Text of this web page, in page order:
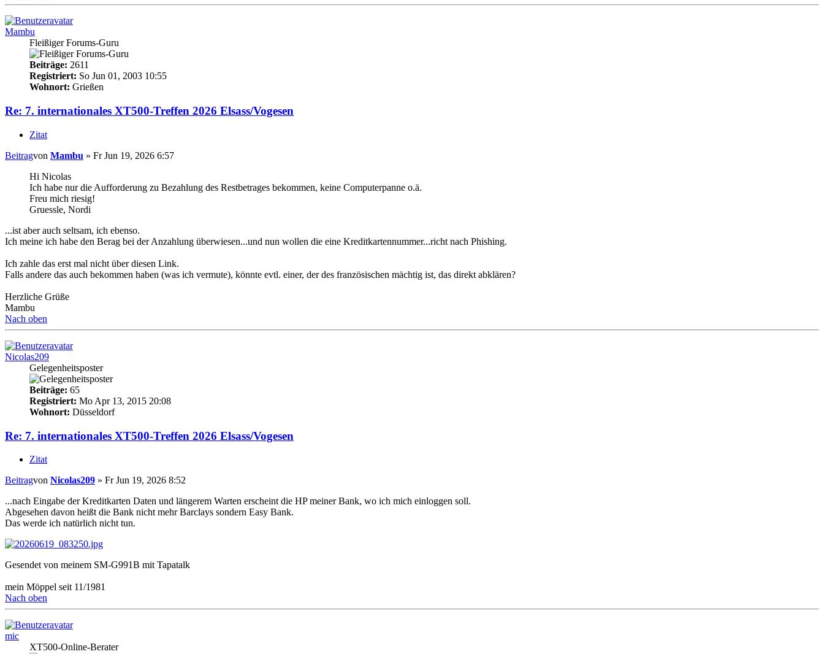
Mambu
Fleißiger Forums-Guru
Beiträge: 2611
Registriert: So Jun 01, 2003 10:55
Wohnort: Grießen
Re: 7. internationales XT500-Treffen 2026 Elsass/Vogesen
Zitat
Beitragvon Mambu » Fr Jun 19, 2026 6:57
Hi Nicolas
Ich habe nur die Aufforderung zu Bezahlung des Restbetrages bekommen, keine Computerpanne o.ä.
Freu mich riesig!
Gruessle, Nordi
...ist aber auch seltsam, ich ebenso.
Ich meine ich habe den Berag bei der Anzahlung überwiesen...und nun wollen die eine Kreditkartennummer...richt nach Phishing.
Ich zahle das erst mal nicht über diesen Link.
Falls andere das auch bekommen haben (was ich vermute), könnte evtl. einer, der des französischen mächtig ist, das direkt abklären?
Herzliche Grüße
Mambu
Nach oben
Nicolas209
Gelegenheitsposter
Beiträge: 65
Registriert: Mo Apr 13, 2015 20:08
Wohnort: Düsseldorf
Re: 7. internationales XT500-Treffen 2026 Elsass/Vogesen
Zitat
Beitragvon Nicolas209 » Fr Jun 19, 2026 8:52
...nach Eingabe der Kreditkarten Daten und längerem Warten erscheint die HP meiner Bank, wo ich mich einloggen soll.
Abgesehen davon heißt die Bank nicht mehr Barclays sondern Easy Bank.
Das werde ich natürlich nicht tun.
Gesendet von meinem SM-G991B mit Tapatalk
mein Möppel seit 11/1981
Nach oben
mic
XT500-Online-Berater